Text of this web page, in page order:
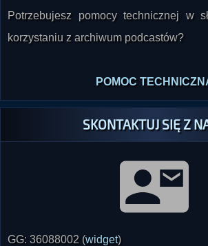
Potrzebujesz pomocy technicznej w
korzystaniu z archiwum podcastów?
POMOC
SKONTAKTUJ SIĘ Z
GG: 36088002 (widget)